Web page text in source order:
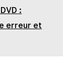
:
erreur et